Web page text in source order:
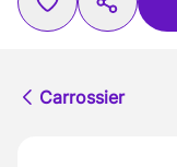
Carrossier